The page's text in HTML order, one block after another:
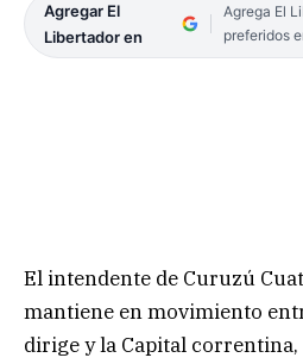
Agregar El
Libertador en
Agrega El
preferidos
El intendente de Curuzú
mantiene en movimiento
dirige y la Capital